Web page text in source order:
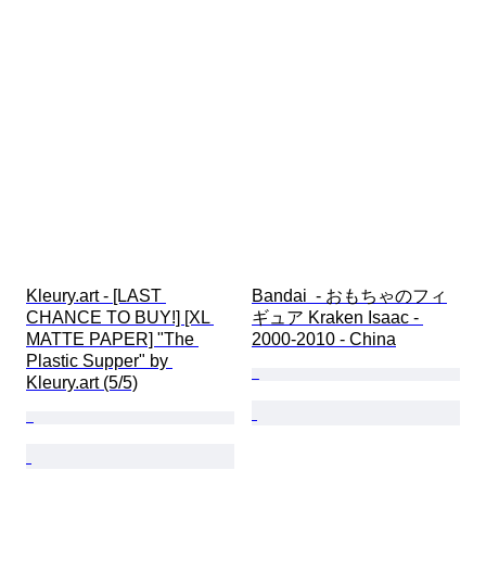
Kleury.art - [LAST
CHANCE TO BUY!] [XL
MATTE PAPER] "The
Plastic Supper" by
Kleury.art (5/5)
Bandai  - おもちゃのフィ
ギュア Kraken Isaac -
2000-2010 - China